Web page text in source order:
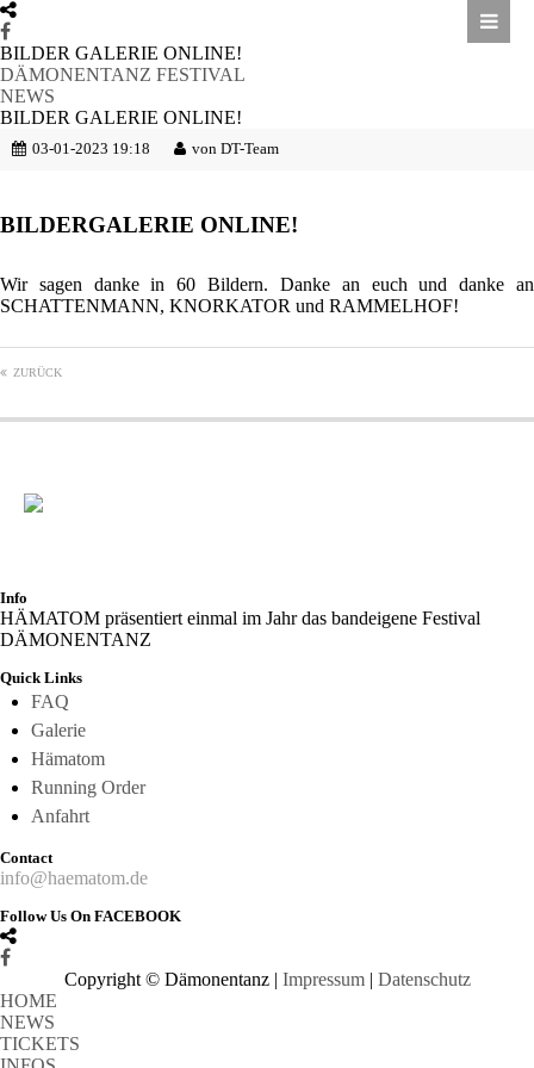
BILDER GALERIE ONLINE!
DÄMONENTANZ FESTIVAL
NEWS
BILDER GALERIE ONLINE!
03-01-2023 19:18 von DT-Team
BILDERGALERIE ONLINE!
Wir sagen danke in 60 Bildern. Danke an euch und danke an
SCHATTENMANN, KNORKATOR und RAMMELHOF!
ZURÜCK
Info
HÄMATOM präsentiert einmal im Jahr das bandeigene Festival
DÄMONENTANZ
Quick Links
FAQ
Galerie
Hämatom
Running Order
Anfahrt
Contact
info@haematom.de
Follow Us On FACEBOOK
Copyright © Dämonentanz | Impressum| Datenschutz
HOME
NEWS
TICKETS